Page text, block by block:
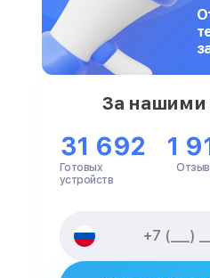
За нашими
31 692
Готовых
устройств
1